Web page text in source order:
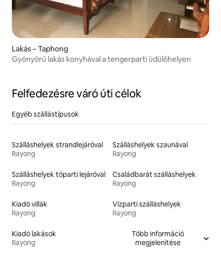
Lakás – Taphong
Gyönyörű lakás konyhával a tengerparti üdülőhelyen
Felfedezésre váró úti célok
Egyéb szállástípusok
Szálláshelyek strandlejáróval
Rayong
Szálláshelyek szaunával
Rayong
Szálláshelyek tóparti lejáróval
Rayong
Családbarát szálláshelyek
Rayong
Kiadó villák
Rayong
Vízparti szálláshelyek
Rayong
Kiadó lakások
Rayong
Több információ
megjelenítése